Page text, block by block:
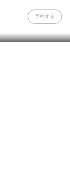
予約する